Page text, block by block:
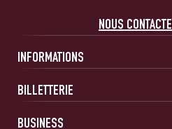
NOUS
INFORMATIONS
BILLETTERIE
BUSINESS